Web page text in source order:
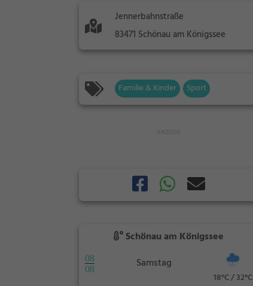
Jennerbahnstraße
83471 Schönau am Königssee
Familie & Kinder Sport
Schönau am Königssee
08
08
Samstag
18°C / 32°C